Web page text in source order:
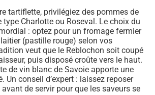
tartiflette, privilégiez des pommes de
type Charlotte ou Roseval. Le choix du
: optez pour un fromage fermier
(pastille rouge) selon vos
veut que le Reblochon soit coupé
puis disposé croûte vers le haut.
de vin blanc de Savoie apporte une
Un conseil d’expert : laissez reposer
de servir pour que les saveurs se